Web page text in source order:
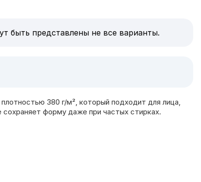
быть представлены не все варианты.
380 г/м², который подходит для лица,
сохраняет форму даже при частых стирках.